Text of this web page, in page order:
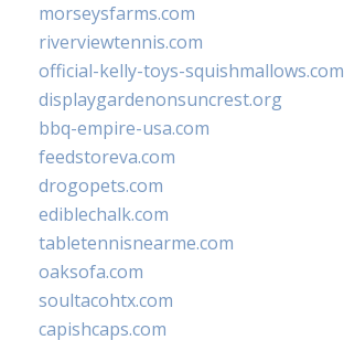
morseysfarms.com
riverviewtennis.com
official-kelly-toys-squishmallows.com
displaygardenonsuncrest.org
bbq-empire-usa.com
feedstoreva.com
drogopets.com
ediblechalk.com
tabletennisnearme.com
oaksofa.com
soultacohtx.com
capishcaps.com